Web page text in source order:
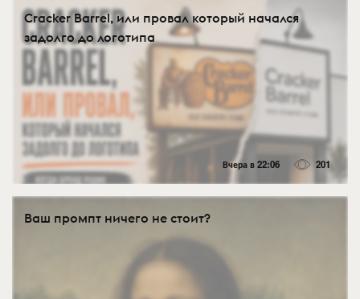
Cracker Barrel, или провал который начался
задолго до логотипа
Вчера в 22:06 201
Ваш промпт ничего не стоит?